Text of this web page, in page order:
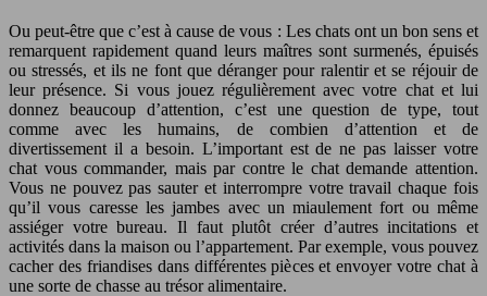
Ou peut-être que c’est à cause de vous : Les chats ont un bon sens et
remarquent rapidement quand leurs maîtres sont surmenés, épuisés
ou stressés, et ils ne font que déranger pour ralentir et se réjouir de
leur présence. Si vous jouez régulièrement avec votre chat et lui
donnez beaucoup d’attention, c’est une question de type, tout
comme avec les humains, de combien d’attention et de
divertissement il a besoin. L’important est de ne pas laisser votre
chat vous commander, mais par contre le chat demande attention.
Vous ne pouvez pas sauter et interrompre votre travail chaque fois
qu’il vous caresse les jambes avec un miaulement fort ou même
assiéger votre bureau. Il faut plutôt créer d’autres incitations et
activités dans la maison ou l’appartement. Par exemple, vous pouvez
cacher des friandises dans différentes pièces et envoyer votre chat à
une sorte de chasse au trésor alimentaire.